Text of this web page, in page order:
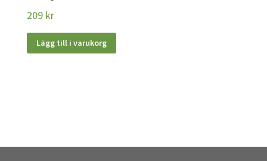
kan
väljas
209 kr
Lägg till i varukorg